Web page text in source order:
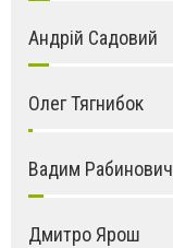
Андрій Садовий
Олег Тягнибок
Вадим Рабинович
Дмитро Ярош